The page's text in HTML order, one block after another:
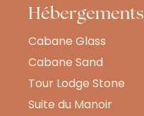
Hébergements
Cabane Glass
Cabane Sand
Tour Lodge Stone
Suite du Manoir